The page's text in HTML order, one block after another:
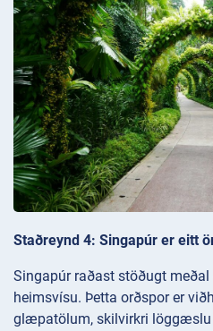
Staðreynd 4: Singapúr er eitt
Singapúr raðast stöðugt
heimsvísu. Þetta orðspor er
glæpatölum, skilvirkri löggæslu